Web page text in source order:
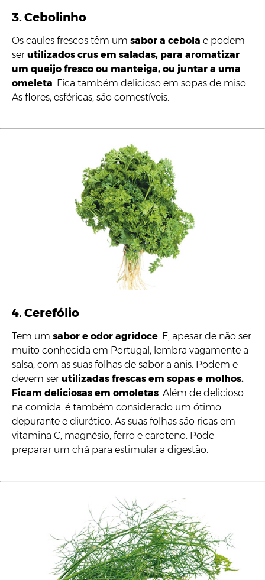
3. Cebolinho
Os caules frescos têm um sabor a cebola e podem
ser utilizados crus em saladas, para aromatizar
um queijo fresco ou manteiga, ou juntar a uma
omeleta. Fica também delicioso em sopas de miso.
As flores, esféricas, são comestíveis.
4. Cerefólio
Tem um sabor e odor agridoce. E, apesar de não ser
muito conhecida em Portugal, lembra vagamente a
salsa, com as suas folhas de sabor a anis. Podem e
devem ser utilizadas frescas em sopas e molhos.
Ficam deliciosas em omoletas. Além de delicioso
na comida, é também considerado um ótimo
depurante e diurético. As suas folhas são ricas em
vitamina C, magnésio, ferro e caroteno. Pode
preparar um chá para estimular a digestão.